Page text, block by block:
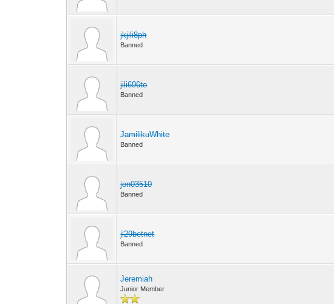
jkjili8ph
Banned
jili696to
Banned
JamilikuWhite
Banned
jon03510
Banned
jl29betnet
Banned
Jeremiah
Junior Member